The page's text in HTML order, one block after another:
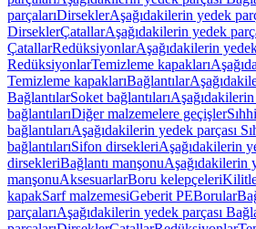
parçalarıDirseklerAşağıdakilerin yedek
DirseklerÇatallarAşağıdakilerin yedek
ÇatallarRedüksiyonlarAşağıdakilerin
RedüksiyonlarTemizleme kapakları
Temizleme kapaklarıBağlantılar
BağlantılarSoket bağlantıları
bağlantılarıDiğer malzemelere geçişler
bağlantılarıAşağıdakilerin yedek parçası
bağlantılarıSifon dirsekleriAşağıdakilerin
dirsekleriBağlantı manşonuAşağıdakilerin
manşonuAksesuarlarBoru kelepçeleri
kapakSarf malzemesiGeberit PEBorular
parçalarıAşağıdakilerin yedek parçası